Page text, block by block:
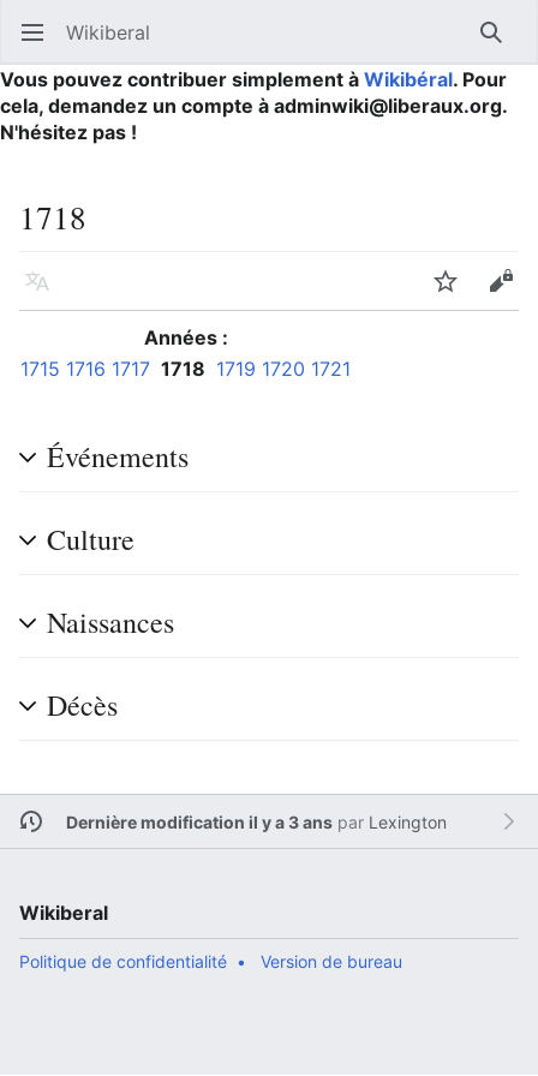
Ouvrir le menu principal Wikiberal
Vous pouvez contribuer simplement à Wikibéral. Pour
cela, demandez un compte à adminwiki@liberaux.org.
N'hésitez pas !
1718
Langue Suivre
Années :
1715 1716 1717 1718 1719 1720 1721
Événements
Culture
Naissances
Décès
Dernière modification il y a 3 anspar Lexington
Wikiberal
Politique de confidentialité Version de bureau